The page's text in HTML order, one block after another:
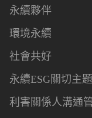
永續夥伴
環境永續
社會共好
永續ESG關切主
利害關係人溝通